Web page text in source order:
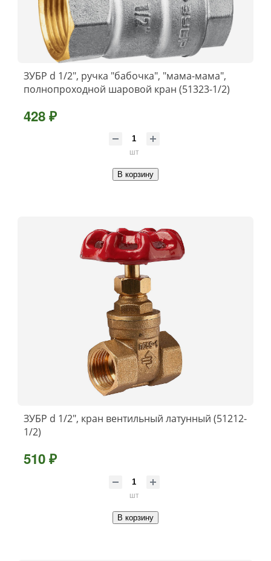
ЗУБР d 1/2″, ручка ″бабочка″, ″мама-мама″,
полнопроходной шаровой кран (51323-1/2)
428 ₽
шт
В корзину
ЗУБР d 1/2″, кран вентильный латунный (51212-
1/2)
510 ₽
шт
В корзину